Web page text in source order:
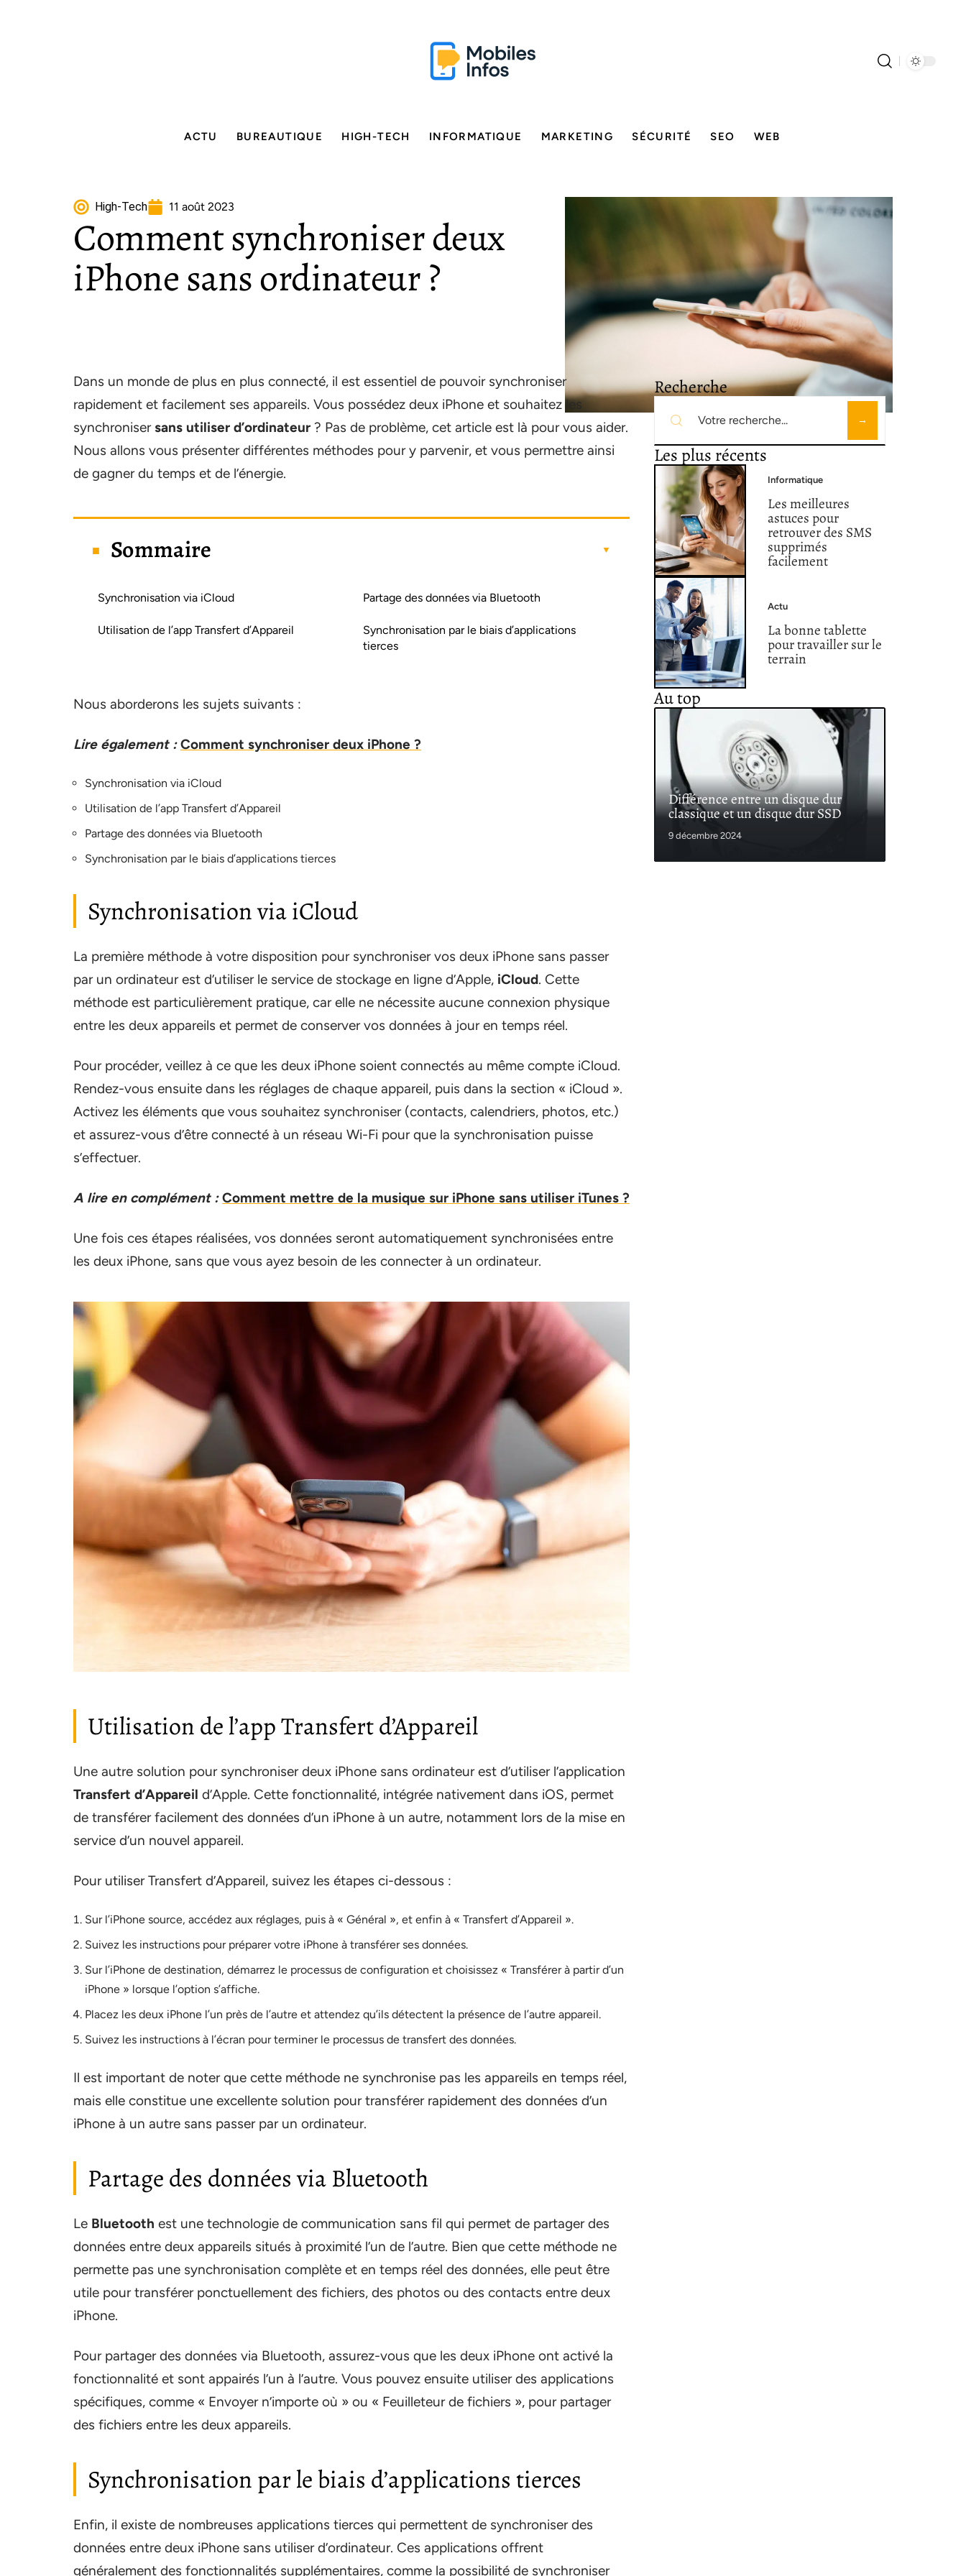
ACTU BUREAUTIQUE HIGH-TECH INFORMATIQUE MARKETING SÉCURITÉ SEO WEB
High-Tech 11 août 2023
Comment synchroniser deux
iPhone sans ordinateur ?
Dans un monde de plus en plus connecté, il est essentiel de pouvoir synchroniser
rapidement et facilement ses appareils. Vous possédez deux iPhone et souhaitez les
synchronisersans utiliser d’ordinateur ? Pas de problème, cet article est là pour vous aider.
Nous allons vous présenter différentes méthodes pour y parvenir, et vous permettre ainsi
de gagner du temps et de l’énergie.
Sommaire
Synchronisation via iCloud
Utilisation de l’app Transfert d’Appareil
Partage des données via Bluetooth
Synchronisation par le biais d’applications
tierces
Nous aborderons les sujets suivants :
Lire également : Comment synchroniser deux iPhone ?
Synchronisation via iCloud
Utilisation de l’app Transfert d’Appareil
Partage des données via Bluetooth
Synchronisation par le biais d’applications tierces
Synchronisation via iCloud
La première méthode à votre disposition pour synchroniser vos deux iPhone sans passer
par un ordinateur est d’utiliser le service de stockage en ligne d’Apple, iCloud. Cette
méthode est particulièrement pratique, car elle ne nécessite aucune connexion physique
entre les deux appareils et permet de conserver vos données à jour en temps réel.
Pour procéder, veillez à ce que les deux iPhone soient connectés au même compte iCloud.
Rendez-vous ensuite dans les réglages de chaque appareil, puis dans la section « iCloud ».
Activez les éléments que vous souhaitez synchroniser (contacts, calendriers, photos, etc.)
et assurez-vous d’être connecté à un réseau Wi-Fi pour que la synchronisation puisse
s’effectuer.
A lire en complément : Comment mettre de la musique sur iPhone sans utiliser iTunes ?
Une fois ces étapes réalisées, vos données seront automatiquement synchronisées entre
les deux iPhone, sans que vous ayez besoin de les connecter à un ordinateur.
Utilisation de l’app Transfert d’Appareil
Une autre solution pour synchroniser deux iPhone sans ordinateur est d’utiliser l’application
Transfert d’Appareil d’Apple. Cette fonctionnalité, intégrée nativement dans iOS, permet
de transférer facilement des données d’un iPhone à un autre, notamment lors de la mise en
service d’un nouvel appareil.
Pour utiliser Transfert d’Appareil, suivez les étapes ci-dessous :
Sur l’iPhone source, accédez aux réglages, puis à « Général », et enfin à « Transfert d’Appareil ».
Suivez les instructions pour préparer votre iPhone à transférer ses données.
Sur l’iPhone de destination, démarrez le processus de configuration et choisissez « Transférer à partir d’un
iPhone » lorsque l’option s’affiche.
Placez les deux iPhone l’un près de l’autre et attendez qu’ils détectent la présence de l’autre appareil.
Suivez les instructions à l’écran pour terminer le processus de transfert des données.
Il est important de noter que cette méthode ne synchronise pas les appareils en temps réel,
mais elle constitue une excellente solution pour transférer rapidement des données d’un
iPhone à un autre sans passer par un ordinateur.
Partage des données via Bluetooth
Le Bluetooth est une technologie de communication sans fil qui permet de partager des
données entre deux appareils situés à proximité l’un de l’autre. Bien que cette méthode ne
permette pas une synchronisation complète et en temps réel des données, elle peut être
utile pour transférer ponctuellement des fichiers, des photos ou des contacts entre deux
iPhone.
Pour partager des données via Bluetooth, assurez-vous que les deux iPhone ont activé la
fonctionnalité et sont appairés l’un à l’autre. Vous pouvez ensuite utiliser des applications
spécifiques, comme « Envoyer n’importe où » ou « Feuilleteur de fichiers », pour partager
des fichiers entre les deux appareils.
Synchronisation par le biais d’applications tierces
Enfin, il existe de nombreuses applications tierces qui permettent de synchroniser des
données entre deux iPhone sans utiliser d’ordinateur. Ces applications offrent
généralement des fonctionnalités supplémentaires, comme la possibilité de synchroniser
Recherche
Les plus récents
Informatique
Les meilleures
astuces pour
retrouver des SMS
supprimés
facilement
Actu
La bonne tablette
pour travailler sur le
terrain
Au top
Différence entre un disque dur
classique et un disque dur SSD
9 décembre 2024